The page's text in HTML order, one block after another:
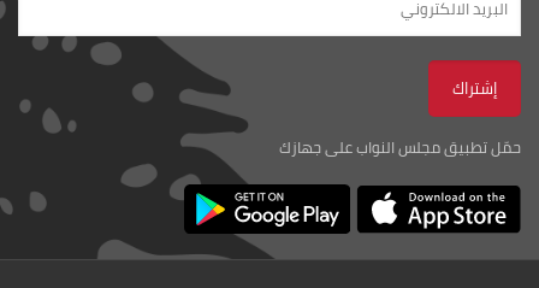
حمّل تطبيق مجلس النواب على جهازك